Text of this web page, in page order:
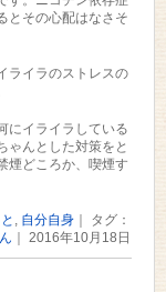
とその心配はなさそ
ライラのストレスの
にイライラしている
ゃんとした対策をと
煙どころか、喫煙す
, 自分自身｜ タグ：
｜ 2016年10月18日